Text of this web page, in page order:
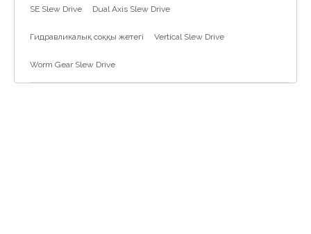
SE Slew Drive Dual Axis Slew Drive
Гидравликалық соққы жетегі Vertical Slew Drive
Worm Gear Slew Drive